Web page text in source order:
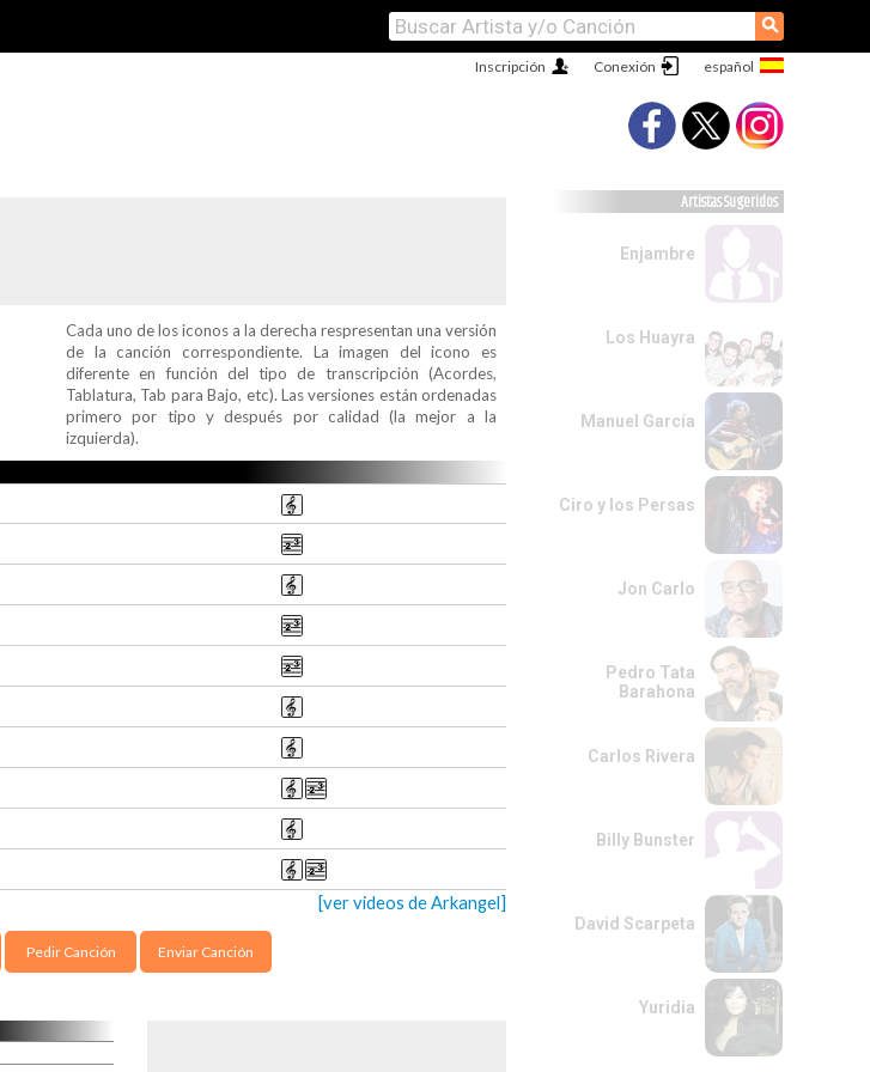
⚲
Conexión
Inscripción
Cada uno de los iconos a la derecha respresentan una versión
de la canción correspondiente. La imagen del icono es
diferente en función del tipo de transcripción (Acordes,
Tablatura, Tab para Bajo, etc). Las versiones están ordenadas
primero por tipo y después por calidad (la mejor a la
izquierda).
[ver videos de Arkangel]
Pedir Canción Enviar Canción
Artistas Sugeridos
Enjambre
Los Huayra
Manuel García
Ciro y los Persas
Jon Carlo
Pedro Tata
Barahona
Carlos Rivera
Billy Bunster
David Scarpeta
Yuridia